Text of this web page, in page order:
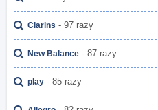
Clarins - 97 razy
New Balance - 87 razy
play - 85 razy